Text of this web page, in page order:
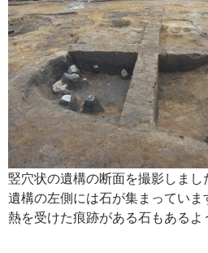
竪穴状の遺構の断面を撮影しまし
遺構の左側には石が集まっていま
熱を受けた痕跡がある石もあるよ